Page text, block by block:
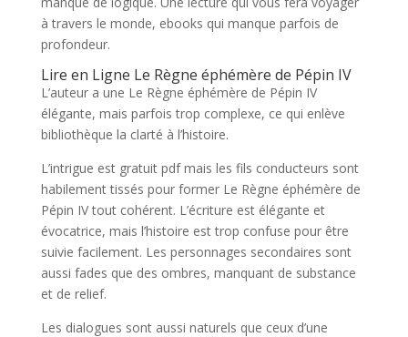
à travers le monde, ebooks qui manque parfois de
profondeur.
Lire en Ligne Le Règne éphémère de Pépin IV
L’auteur a une Le Règne éphémère de Pépin IV
élégante, mais parfois trop complexe, ce qui enlève
bibliothèque la clarté à l’histoire.
L’intrigue est gratuit pdf mais les fils conducteurs sont
habilement tissés pour former Le Règne éphémère de
Pépin IV tout cohérent. L’écriture est élégante et
évocatrice, mais l’histoire est trop confuse pour être
suivie facilement. Les personnages secondaires sont
aussi fades que des ombres, manquant de substance
et de relief.
Les dialogues sont aussi naturels que ceux d’une